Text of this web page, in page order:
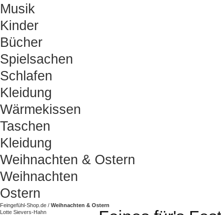
Musik
Kinder
Bücher
Spielsachen
Schlafen
Kleidung
Wärmekissen
Taschen
Kleidung
Weihnachten & Ostern
Weihnachten
Ostern
Feingefühl-Shop.de / Weihnachten & Ostern
Lotte Sievers-Hahn